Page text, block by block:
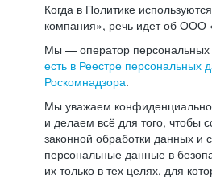
Когда в Политике
компания», речь идет об ООО
Мы — оператор персональных
есть в Реестре персональных
Роскомнадзора.
Мы уважаем
и делаем всё для того, чтобы
законной обработки данных и
персональные данные в
их только в тех целях, для